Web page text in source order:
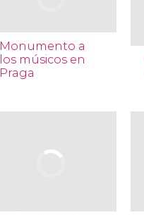
Monumento a
los músicos en
Praga